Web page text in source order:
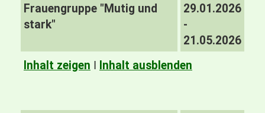
Frauengruppe "Mutig und
stark"
29.01.2026
-
21.05.2026
Inhalt zeigen I Inhalt ausblenden